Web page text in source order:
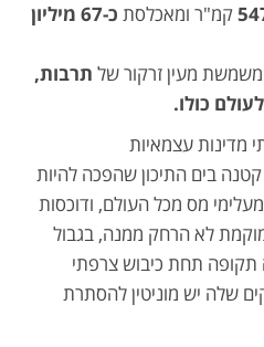
קמ"ר ומאכלסת
כ-67 מיליון
מעין זרקור של תרבות,
כולו.
מדינות עצמאיות
קטנה בים התיכון שהפכה להיות
מס מכל העולם, ודוכסות
לא הרחק ממנה, בגבול
תקופה תחת כיבוש צרפתי
שלה יש מוניטין להסתרת